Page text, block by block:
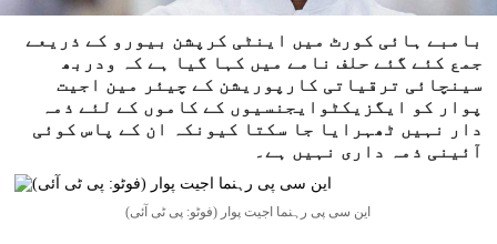
بامبے ہائی کورٹ میں اینٹی کرپشن بیورو کے ذریعے
جمع کئے گئے حلف نامے میں کہا گیا ہے کہ ودربھ
سینچائی ترقیاتی کارپوریشن کے چیئر مین اجیت
پوار کو ایگزیکٹوایجنسیوں کے کاموں کے لئے ذمہ
دار نہیں ٹھہرایا جا سکتا کیونکہ ان کے پاس کوئی
آئینی ذمہ داری نہیں ہے۔
این سی پی رہنما اجیت پوار (فوٹو: پی ٹی آئی)